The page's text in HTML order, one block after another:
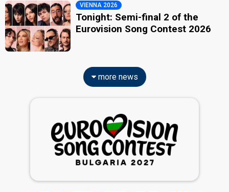
VIENNA 2026
Tonight: Semi-final 2 of the
Eurovision Song Contest 2026
more news